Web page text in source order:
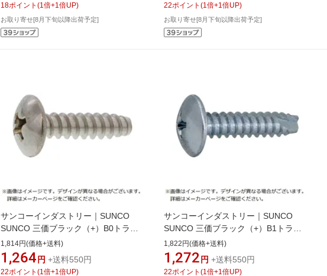
18ポイント (1 倍+1 倍UP)
お取り寄せ[8月下旬以降出荷予定]
22ポイント (1 倍+1 倍UP)
お取り寄せ[8月下旬以降出荷予定]
サンコーインダストリー｜SUNCO
SUNCO 三価ブラック（+）B0トラス
6×12（40本入）
1,814円(価格+送料)
1,264 円 +送料550円
22ポイント (1 倍+1 倍UP)
サンコーインダストリー｜SUNCO
SUNCO 三価ブラック（+）B1トラス
2×8（230本入）
1,822円(価格+送料)
1,272 円 +送料550円
22ポイント (1 倍+1 倍UP)